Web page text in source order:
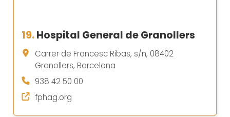
19.Hospital General de Granollers
Carrer de Francesc Ribas, s/n, 08402
Granollers, Barcelona
938 42 50 00
fphag.org